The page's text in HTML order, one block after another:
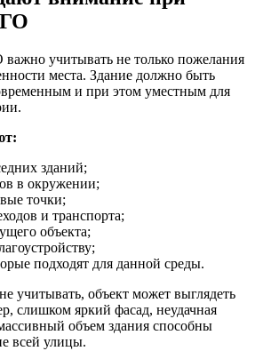
учитывать не только пожелания
места. Здание должно быть
и при этом уместным для
зданий;
в окружении;
точки;
и транспорта;
объекта;
подходят для данной среды.
учитывать, объект может выглядеть
слишком яркий фасад, неудачная
объем здания способны
всей улицы.